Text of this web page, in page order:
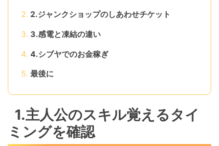
2.ジャンクショップのしあわせチケット
3.感電と凍結の違い
4.シブヤでのお金稼ぎ
最後に
1.主人公のスキル覚えるタイ
ミングを確認